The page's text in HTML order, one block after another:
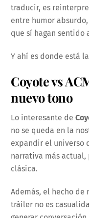
traducir, es
entre humor
que sí hagan sentido
Y ahí es donde está
Coyote vs
nuevo tono
Lo interesante de
no se queda en la
expandir el universo
narrativa más
clásica.
Además, el hecho
tráiler no es